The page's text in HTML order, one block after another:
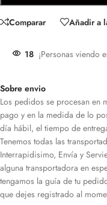
Comparar Añadir a
18 ¡Personas viendo
Sobre envio
Los pedidos se procesan en
pago y en la medida de lo
día hábil, el tiempo de
Tenemos todas las
Interrapidisimo, Envía y
alguna transportadora en
tengamos la guía de tu
que dejes registrado al